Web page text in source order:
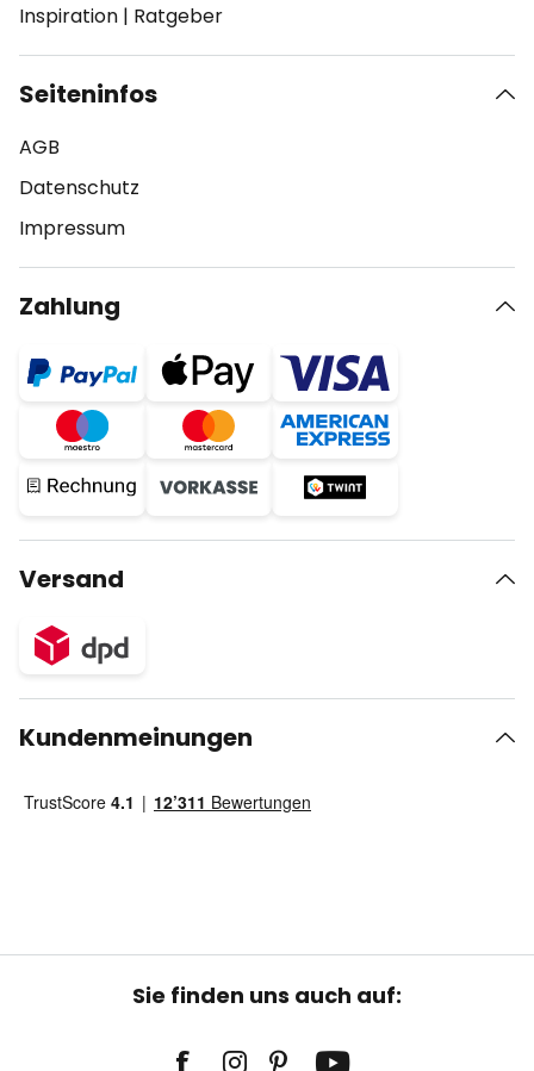
Inspiration | Ratgeber
Seiteninfos
AGB
Datenschutz
Impressum
Zahlung
Versand
Kundenmeinungen
Sie finden uns auch auf: